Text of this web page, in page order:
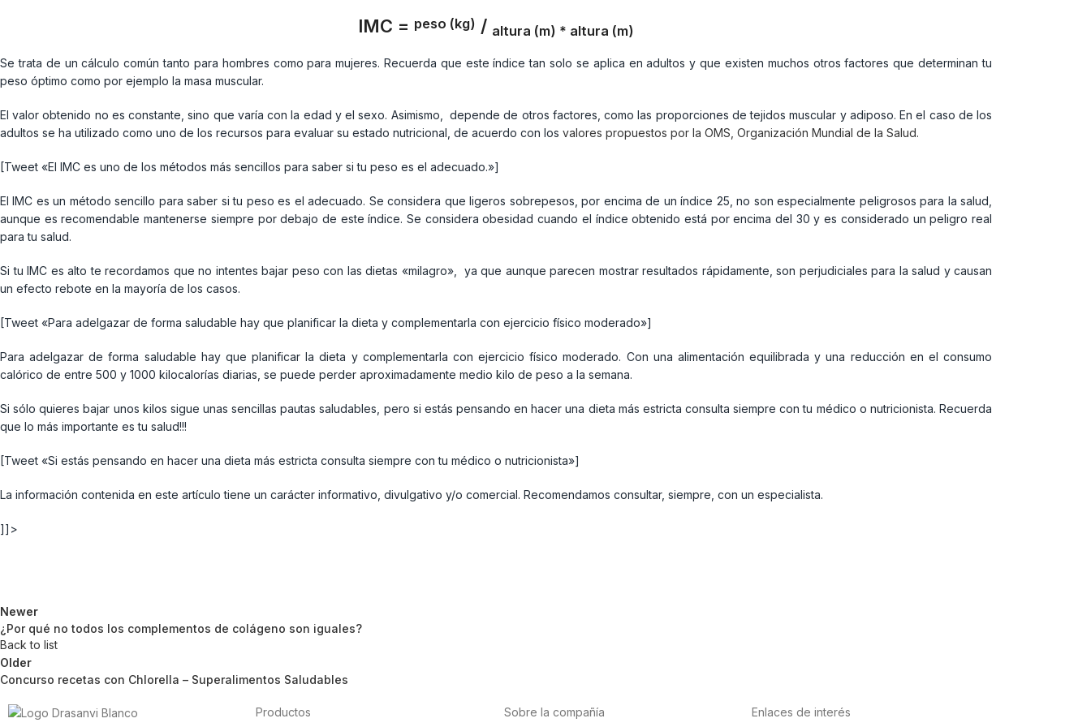
IMC = peso (kg) / altura (m) * altura (m)
Se trata de un cálculo común tanto para hombres como para mujeres. Recuerda que este índice tan solo se aplica en adultos y que existen muchos otros factores que determinan tu
peso óptimo como por ejemplo la masa muscular.
El valor obtenido no es constante, sino que varía con la edad y el sexo. Asimismo, depende de otros factores, como las proporciones de tejidos muscular y adiposo. En el caso de los
adultos se ha utilizado como uno de los recursos para evaluar su estado nutricional, de acuerdo con los valores propuestos por la OMS, Organización Mundial de la Salud.
[Tweet «El IMC es uno de los métodos más sencillos para saber si tu peso es el adecuado.»]
El IMC es un método sencillo para saber si tu peso es el adecuado. Se considera que ligeros sobrepesos, por encima de un índice 25, no son especialmente peligrosos para la salud,
aunque es recomendable mantenerse siempre por debajo de este índice. Se considera obesidad cuando el índice obtenido está por encima del 30 y es considerado un peligro real
para tu salud.
Si tu IMC es alto te recordamos que no intentes bajar peso con las dietas «milagro», ya que aunque parecen mostrar resultados rápidamente, son perjudiciales para la salud y causan
un efecto rebote en la mayoría de los casos.
[Tweet «Para adelgazar de forma saludable hay que planificar la dieta y complementarla con ejercicio físico moderado»]
Para adelgazar de forma saludable hay que planificar la dieta y complementarla con ejercicio físico moderado. Con una alimentación equilibrada y una reducción en el consumo
calórico de entre 500 y 1000 kilocalorías diarias, se puede perder aproximadamente medio kilo de peso a la semana.
Si sólo quieres bajar unos kilos sigue unas sencillas pautas saludables, pero si estás pensando en hacer una dieta más estricta consulta siempre con tu médico o nutricionista. Recuerda
que lo más importante es tu salud!!!
[Tweet «Si estás pensando en hacer una dieta más estricta consulta siempre con tu médico o nutricionista»]
La información contenida en este artículo tiene un carácter informativo, divulgativo y/o comercial. Recomendamos consultar, siempre, con un especialista.
]]>
Newer
¿Por qué no todos los complementos de colágeno son iguales?
Back to list
Older
Concurso recetas con Chlorella – Superalimentos Saludables
Productos Sobre la compañía Enlaces de interés